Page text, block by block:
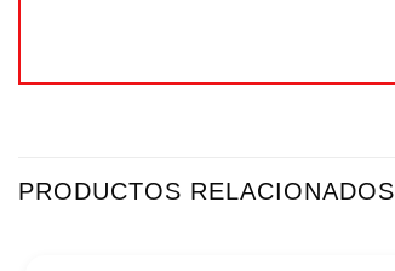
PRODUCTOS RELACIONADOS